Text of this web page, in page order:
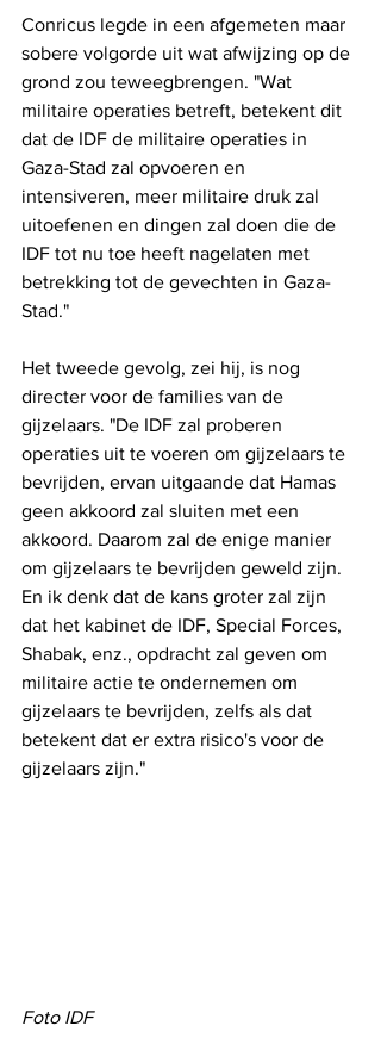
Conricus legde in een afgemeten maar
sobere volgorde uit wat afwijzing op de
grond zou teweegbrengen. "Wat
militaire operaties betreft, betekent dit
dat de IDF de militaire operaties in
Gaza-Stad zal opvoeren en
intensiveren, meer militaire druk zal
uitoefenen en dingen zal doen die de
IDF tot nu toe heeft nagelaten met
betrekking tot de gevechten in Gaza-
Stad."
Het tweede gevolg, zei hij, is nog
directer voor de families van de
gijzelaars. "De IDF zal proberen
operaties uit te voeren om gijzelaars te
bevrijden, ervan uitgaande dat Hamas
geen akkoord zal sluiten met een
akkoord. Daarom zal de enige manier
om gijzelaars te bevrijden geweld zijn.
En ik denk dat de kans groter zal zijn
dat het kabinet de IDF, Special Forces,
Shabak, enz., opdracht zal geven om
militaire actie te ondernemen om
gijzelaars te bevrijden, zelfs als dat
betekent dat er extra risico's voor de
gijzelaars zijn."
Foto IDF